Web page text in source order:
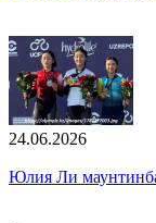
24.06.2026
Юлия Ли